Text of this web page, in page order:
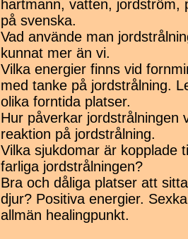
hartmann, vatten,
på svenska.
Vad använde man
kunnat mer än vi.
Vilka energier finns vid
med tanke på jordstrålning.
olika forntida platser.
Hur påverkar jordstrålningen
reaktion på jordstrålning.
Vilka sjukdomar är kopplade
farliga jordstrålningen?
Bra och dåliga platser att
djur? Positiva energier.
allmän healingpunkt.